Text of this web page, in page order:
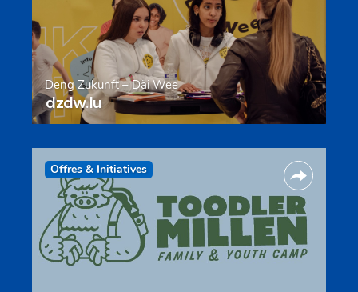
Deng Zukunft – Däi Wee
dzdw.lu
Offres & Initiatives